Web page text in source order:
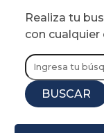
Realiza tu
con cualquier
BUSCAR